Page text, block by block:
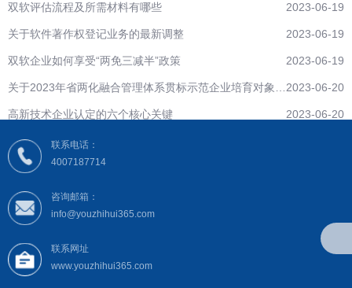
2023-06-19
双软评估流程及所需材料有哪些
2023-06-19
关于软件著作权登记业务的最新调整
2023-06-19
双软企业如何享受“两免三减半”政策
2023-06-20
关于2023年省两化融合管理体系贯标示范企业培育对象拟
2023-06-20
高新技术企业认定的六个核心关键
联系电话：
4007187714
咨询邮箱：
info@youzhihui365.com
联系网址
www.youzhihui365.com